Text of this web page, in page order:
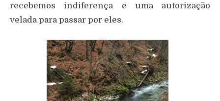
recebemos indiferença e uma autorização
velada para passar por eles.